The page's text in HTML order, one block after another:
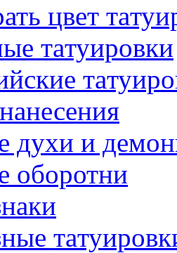
цвет
тaтуировки
духи и
оборотни